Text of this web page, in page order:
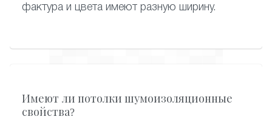
фактура и цвета имеют разную ширину.
Имеют ли потолки шумоизоляционные
свойства?